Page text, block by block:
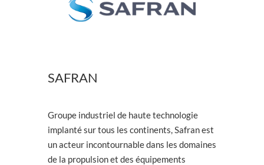
SAFRAN
Groupe industriel de haute technologie
implanté sur tous les continents, Safran est
un acteur incontournable dans les domaines
de la propulsion et des équipements